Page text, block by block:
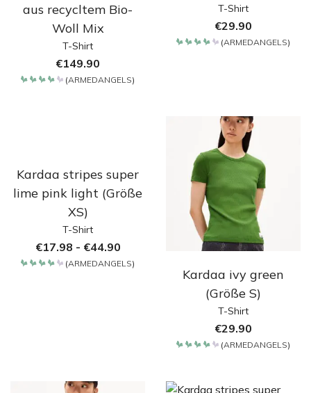
aus recycltem Bio-
Woll Mix
T-Shirt
€149.90
(ARMEDANGELS)
T-Shirt
€29.90
(ARMEDANGELS)
Kardaa stripes super
lime pink light (Größe
XS)
T-Shirt
€17.98 - €44.90
(ARMEDANGELS)
Kardaa ivy green
(Größe S)
T-Shirt
€29.90
(ARMEDANGELS)